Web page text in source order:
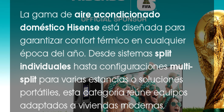
La gama de aire acondicionado
doméstico Hisense está diseñada para
garantizar confort térmico en cualquier
época del año. Desde sistemas split
individuales hasta configuracionesmulti-
split para varias estancias o soluciones
portátiles, esta categoría reúne equipos
adaptados a viviendas modernas,